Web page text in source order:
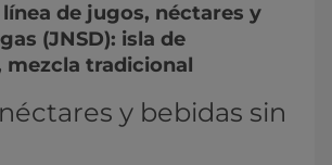
de jugos, néctares y
(JNSD): isla de
mezcla tradicional
y bebidas sin